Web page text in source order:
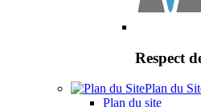
Respect
Plan du
Plan du site